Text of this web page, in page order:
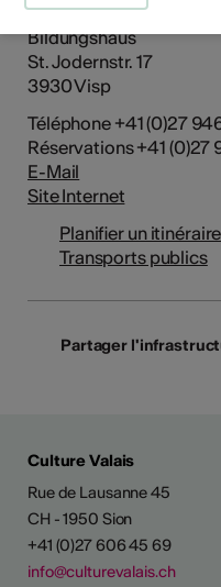
Bildungshaus St. Jodern
Bildungshaus
St. Jodernstr. 17
3930 Visp
Téléphone +41 (0)27
Réservations +41 (0)27
E-Mail
Site Internet
Planifier un itinéraire
Transports publics
Partager
Culture Valais
Rue de Lausanne 45
CH - 1950 Sion
+41 (0)27 606 45 69
info@culturevalais.ch